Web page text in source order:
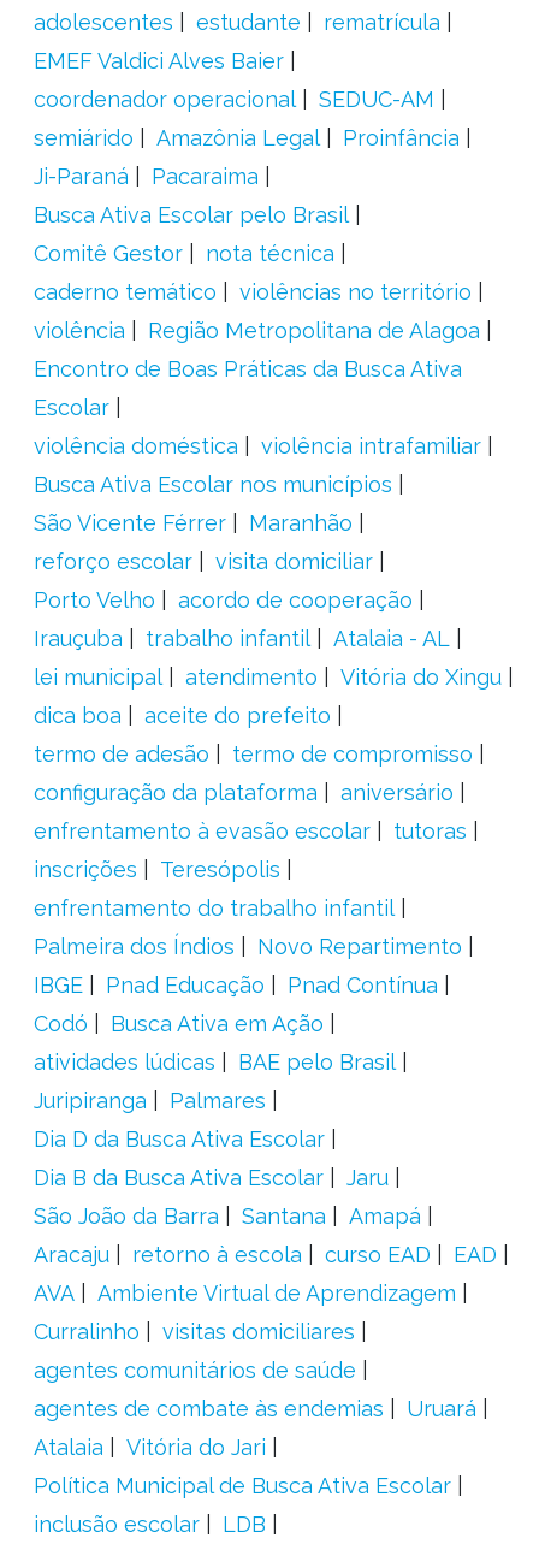
adolescentes
estudante
rematrícula
EMEF Valdici Alves Baier
coordenador operacional
SEDUC-AM
semiárido
Amazônia Legal
Proinfância
Ji-Paraná
Pacaraima
Busca Ativa Escolar pelo Brasil
Comitê Gestor
nota técnica
caderno temático
violências no território
violência
Região Metropolitana de Alagoa
Encontro de Boas Práticas da Busca Ativa
Escolar
violência doméstica
violência intrafamiliar
Busca Ativa Escolar nos municípios
São Vicente Férrer
Maranhão
reforço escolar
visita domiciliar
Porto Velho
acordo de cooperação
Irauçuba
trabalho infantil
Atalaia - AL
lei municipal
atendimento
Vitória do Xingu
dica boa
aceite do prefeito
termo de adesão
termo de compromisso
configuração da plataforma
aniversário
enfrentamento à evasão escolar
tutoras
inscrições
Teresópolis
enfrentamento do trabalho infantil
Palmeira dos Índios
Novo Repartimento
IBGE
Pnad Educação
Pnad Contínua
Codó
Busca Ativa em Ação
atividades lúdicas
BAE pelo Brasil
Juripiranga
Palmares
Dia D da Busca Ativa Escolar
Dia B da Busca Ativa Escolar
Jaru
São João da Barra
Santana
Amapá
Aracaju
retorno à escola curso EAD
EAD
AVA
Ambiente Virtual de Aprendizagem
Curralinho
visitas domiciliares
agentes comunitários de saúde
agentes de combate às endemias
Uruará
Atalaia
Vitória do Jari
Política Municipal de Busca Ativa Escolar
inclusão escolar
LDB